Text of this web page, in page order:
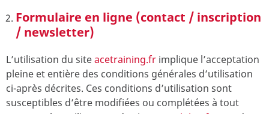
Formulaire en ligne (contact / inscription
/ newsletter)
L’utilisation du siteacetraining.fr implique l’acceptation
pleine et entière des conditions générales d’utilisation
ci-après décrites. Ces conditions d’utilisation sont
susceptibles d’être modifiées ou complétées à tout